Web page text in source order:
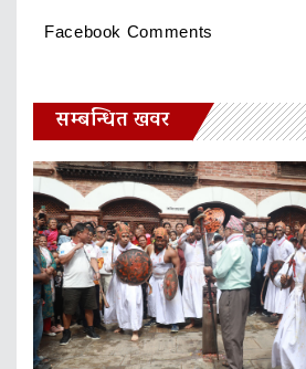
Facebook Comments
सम्बन्धित खवर